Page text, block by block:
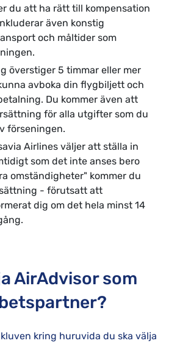
du att ha rätt till kompensation
även konstig
och måltider som
överstiger 5 timmar eller mer
avboka din flygbiljett och
Du kommer även att
för alla utgifter som du
förseningen.
Airlines väljer att ställa in
som det inte anses bero
omständigheter" kommer du
- förutsatt att
dig om det hela minst 14
AirAdvisor som
kring huruvida du ska välja